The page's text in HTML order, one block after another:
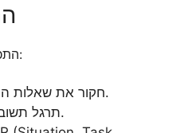
התכונן היטב כדי להצליח בראיונות:
חקור את שאלות הראיון הנפוצות בעבודה.
תרגל.